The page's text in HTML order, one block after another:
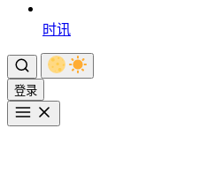
时讯
登录